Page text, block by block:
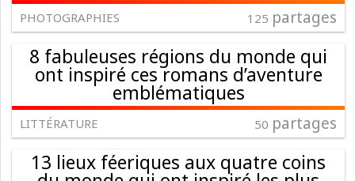
PHOTOGRAPHIES 125 partages
8 fabuleuses régions du monde qui
ont inspiré ces romans d’aventure
emblématiques
LITTÉRATURE 50 partages
13 lieux féeriques aux quatre coins